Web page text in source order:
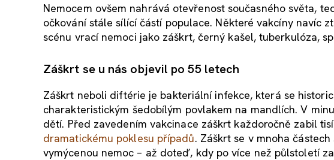
Nemocem ovšem nahrává otevřenost současného světa,
očkování stále sílící částí populace. Některé vakcíny navíc
scénu vrací nemoci jako záškrt, černý kašel, tuberkulóza,
Záškrt se u nás objevil po 55 letech
Záškrt neboli diftérie je bakteriální infekce, která se
charakteristickým šedobílým povlakem na mandlích. V
dětí. Před zavedením vakcinace záškrt každoročně zabil
dramatickému poklesu případů. Záškrt se v mnoha
vymýcenou nemoc – až doteď, kdy po více než půlstoletí